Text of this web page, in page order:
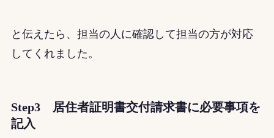
と伝えたら、担当の人に確認して担当の方が対応
してくれました。
Step3 居住者証明書交付請求書に必要事項を
記入